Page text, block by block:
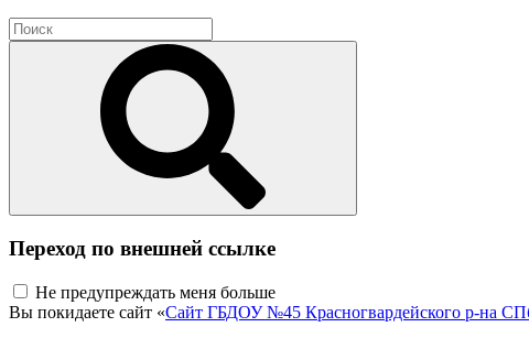
Переход по внешней ссылке
Не предупреждать меня больше
Вы покидаете сайт «Сайт ГБДОУ №45 Красногвардейского р-на